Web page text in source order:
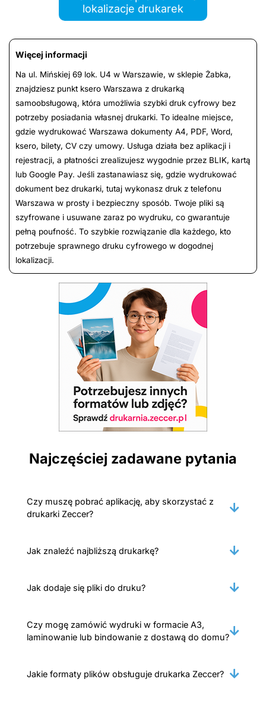
lokalizacje drukarek
Więcej informacji
Na ul. Mińskiej 69 lok. U4 w Warszawie, w sklepie Żabka,
znajdziesz punkt ksero Warszawa z drukarką
samoobsługową, która umożliwia szybki druk cyfrowy bez
potrzeby posiadania własnej drukarki. To idealne miejsce,
gdzie wydrukować Warszawa dokumenty A4, PDF, Word,
ksero, bilety, CV czy umowy. Usługa działa bez aplikacji i
rejestracji, a płatności zrealizujesz wygodnie przez BLIK, kartą
lub Google Pay. Jeśli zastanawiasz się, gdzie wydrukować
dokument bez drukarki, tutaj wykonasz druk z telefonu
Warszawa w prosty i bezpieczny sposób. Twoje pliki są
szyfrowane i usuwane zaraz po wydruku, co gwarantuje
pełną poufność. To szybkie rozwiązanie dla każdego, kto
potrzebuje sprawnego druku cyfrowego w dogodnej
lokalizacji.
Najczęściej zadawane pytania
Czy muszę pobrać aplikację, aby skorzystać z
drukarki Zeccer?
Jak znaleźć najbliższą drukarkę?
Jak dodaje się pliki do druku?
Czy mogę zamówić wydruki w formacie A3,
laminowanie lub bindowanie z dostawą do domu?
Jakie formaty plików obsługuje drukarka Zeccer?